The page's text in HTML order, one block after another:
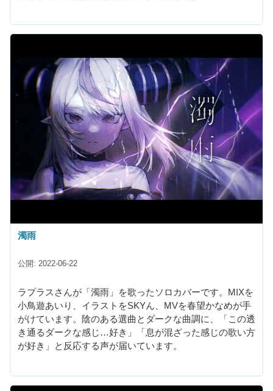
濁雨
公開: 2022-06-22
ラプラスさんが「濁雨」を歌ったソロカバーです。MIXを
小鳥遊あいり、イラストをSKYん、MVを春望かなめが手
がけています。陰のある選曲とダークな曲調に、「この透
き通るダークな感じ…好き」「息が混ざった感じの歌い方
が好き」と反応する声が届いています。